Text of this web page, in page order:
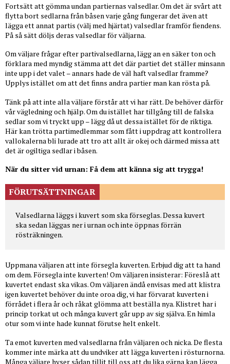
Fortsätt att gömma undan partiernas valsedlar. Om det är svårt att
flytta bort sedlarna från båsen varje gång fungerar det även att
lägga ett annat partis (välj med hjärtat) valsedlar framför fiendens.
På så sätt döljs deras valsedlar för väljarna.
Om väljare frågar efter partivalsedlarna, lägg an en säker ton och
förklara med myndig stämma att det där partiet det ställer minsann
inte upp i det valet – annars hade de väl haft valsedlar framme?
Upplys istället om att det finns andra partier man kan rösta på.
Tänk på att inte alla väljare förstår att vi har rätt. De behöver därför
vår vägledning och hjälp. Om du istället har tillgång till de falska
sedlar som vi tryckt upp – lägg då ut dessa istället för de riktiga.
Här kan trötta partimedlemmar som fått i uppdrag att kontrollera
vallokalerna bli lurade att tro att allt är okej och därmed missa att
det är ogiltiga sedlar i båsen.
När du sitter vid urnan: Få dem att känna sig att trygga!
FÖRUTSÄTTNINGAR
Valsedlarna läggs i kuvert som ska förseglas. Dessa kuvert
ska sedan läggas ner i urnan och inte öppnas förrän
rösträkningen.
Uppmana väljaren att inte försegla kuverten. Erbjud dig att ta hand
om dem. Försegla inte kuverten! Om väljaren insisterar: Föreslå att
kuvertet endast ska vikas. Om väljaren ändå envisas med att klistra
igen kuvertet behöver du inte oroa dig, vi har förvarat kuverten i
förrådet i flera år och råkat glömma att beställa nya. Klistret har i
princip torkat ut och många kuvert går upp av sig själva. En himla
otur som vi inte hade kunnat förutse helt enkelt.
Ta emot kuverten med valsedlarna från väljaren och nicka. De flesta
kommer inte märka att du undviker att lägga kuverten i rösturnorna.
Många väljare hyser sådan tillit till oss att du lika gärna kan lägga